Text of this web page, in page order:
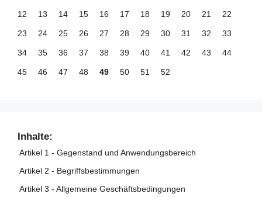
12 13 14 15 16 17 18 19 20 21 22
23 24 25 26 27 28 29 30 31 32 33
34 35 36 37 38 39 40 41 42 43 44
45 46 47 48 49 50 51 52
Inhalte:
Artikel 1 - Gegenstand und Anwendungsbereich
Artikel 2 - Begriffsbestimmungen
Artikel 3 - Allgemeine Geschäftsbedingungen